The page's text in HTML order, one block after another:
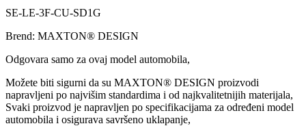
SE-LE-3F-CU-SD1G
Brend: MAXTON® DESIGN
Odgovara samo za ovaj model automobila,
Možete biti sigurni da su MAXTON® DESIGN proizvodi
napravljeni po najvišim standardima i od najkvalitetnijih materijala,
Svaki proizvod je napravljen po specifikacijama za određeni model
automobila i osigurava savršeno uklapanje,